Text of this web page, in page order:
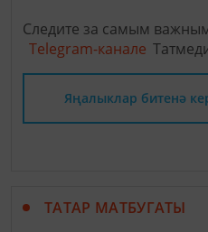
Следите за самым
Telegram-канале
Яңалыклар битенә
ТАТАР МАТБУГАТЫ